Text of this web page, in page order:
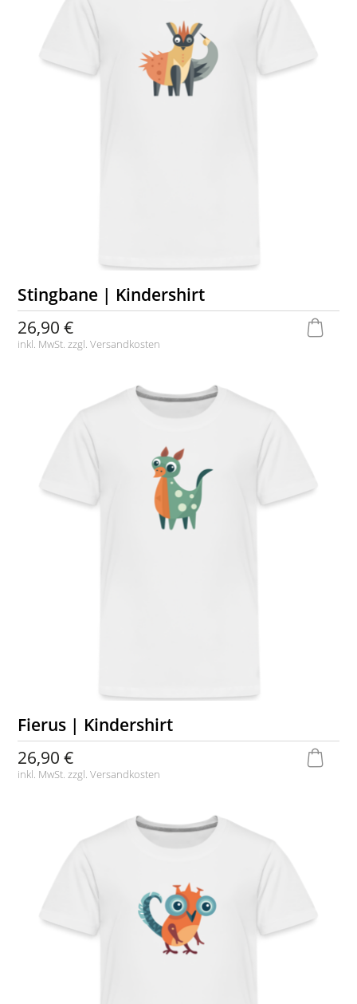
Stingbane | Kindershirt
26,90 €
inkl. MwSt. zzgl.Versandkosten
Fierus | Kindershirt
26,90 €
inkl. MwSt. zzgl.Versandkosten